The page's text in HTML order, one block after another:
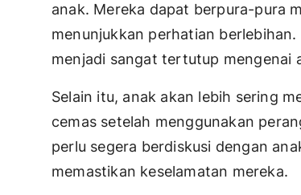
anak. Mereka dapat berpura-pura
menunjukkan perhatian
menjadi sangat tertutup mengenai
Selain itu, anak akan lebih sering
cemas setelah menggunakan
perlu segera berdiskusi dengan
memastikan keselamatan mereka.